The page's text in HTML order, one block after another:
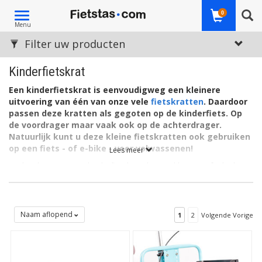
Toggle
navigation
Menu
0
Kinderfietskrat
Een kinderfietskrat is eenvoudigweg een kleinere
uitvoering van één van onze vele fietskratten. Daardoor
passen deze kratten als gegoten op de kinderfiets. Op
de voordrager maar vaak ook op de achterdrager.
Natuurlijk kunt u deze kleine fietskratten ook gebruiken
op een fiets - of e-bike - voor volwassenen!
Lees meer
Filter uw producten
Naam aflopend 1 2 Volgende Vorige